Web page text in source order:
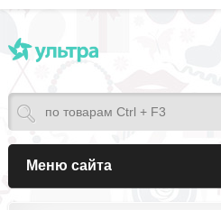
Меню сайта